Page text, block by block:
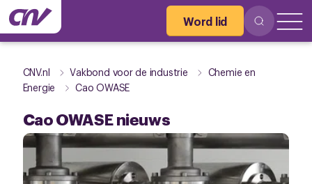
Word lid
CNV.nl Vakbond voor de industrie
Chemie en
Energie
Cao OWASE
Cao OWASE nieuws